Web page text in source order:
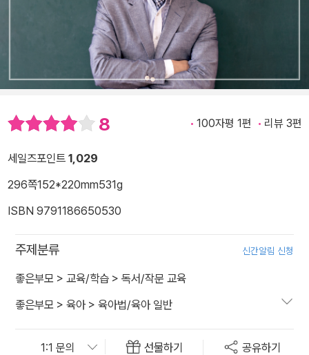
8 100자평 1편 리뷰 3편
세일즈포인트 1,029
296쪽152*220mm531g
ISBN 9791186650530
주제분류 신간알림 신청
좋은부모 > 교육/학습 > 독서/작문 교육
좋은부모 > 육아> 육아법/육아 일반
선물하기 공유하기